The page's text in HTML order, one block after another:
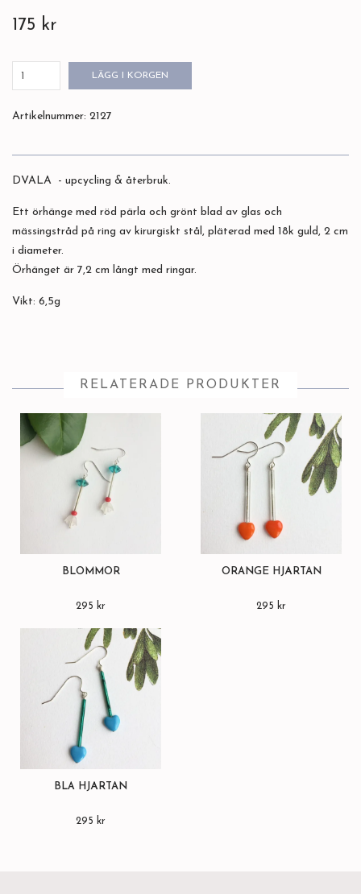
175 kr
LÄGG I KORGEN
Artikelnummer: 2127
DVALA - upcycling & återbruk.
Ett örhänge med röd pärla och grönt blad av glas och
mässingstråd på ring av kirurgiskt stål, pläterad med 18k guld, 2 cm
i diameter.
Örhänget är 7,2 cm långt med ringar.
Vikt: 6,5g
RELATERADE PRODUKTER
BLOMMOR
295 kr
ORANGE HJÄRTAN
295 kr
BLÅ HJÄRTAN
295 kr